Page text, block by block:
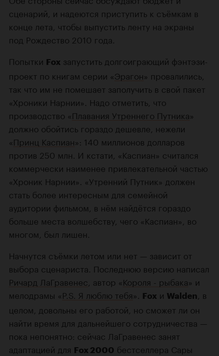
сценарий, и надеются приступить к съёмкам в
конце лета, чтобы выпустить ленту на экраны
под Рождество 2010 года.
Попытки Fox запустить долгоиграющий фэнтэзи-
проект по книгам серии «Эрагон» провалились,
так что им не помешает заполучить в свой пакет
«Хроники Нарнии». Надо отметить, что
производство «Плавания Утреннего Путника»
должно обойтись гораздо дешевле, нежели
«Принц Каспиан»: 140 миллионов долларов
против 250 млн. И кстати, «Каспиан» считался
коммерчески наименее привлекательной частью
«Хроник Нарнии». «Утренний Путник» должен
стать более интересным для семейной
аудитории фильмом, в нём найдётся гораздо
больше места волшебству, чего «Каспиан», во
многом, был лишен.
Начнутся съёмки летом или нет — зависит от
выбора сценариста. Последнюю версию написал
Ричард ЛаГравенес , автор «Короля - рыбака» и
мелодрамы «P.S. Я люблю тебя». Fox и Walden
, в
целом, довольны его работой, но сможет ли он
найти время для дальнейшего сотрудничества —
пока непонятно: сейчас ЛаГравенес занят
адаптацией для Fox 2000 бестселлера Сары